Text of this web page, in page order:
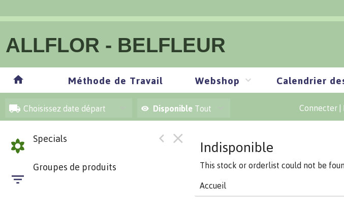
ALLFLOR - BELFLEUR
Méthode de Travail Webshop Calendrier
Choisissez date départ Disponible Tout Connecter
Specials
Groupes de produits
Indisponible
This stock or orderlist could not be
Accueil